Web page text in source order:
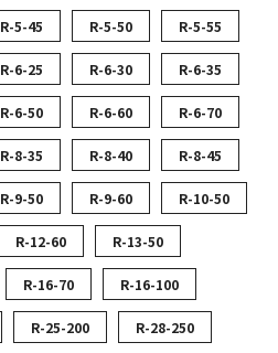
R-5-45 R-5-50 R-5-55
R-6-25 R-6-30 R-6-35
R-6-50 R-6-60 R-6-70
R-8-35 R-8-40 R-8-45
R-9-50 R-9-60 R-10-50
R-12-60 R-13-50
R-16-70 R-16-100
R-25-200 R-28-250